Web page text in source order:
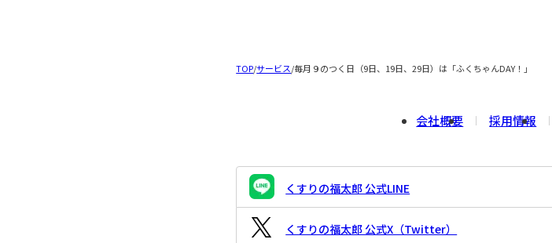
TOP/サービス/毎月９のつく日（9日、19日、29日）は「ふくちゃんDAY！」
会社概要 採用情報
くすりの福太郎 公式LINE
くすりの福太郎 公式X（Twitter）